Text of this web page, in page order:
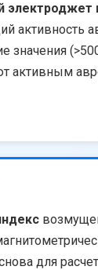
электроджет
активность
значения
активным
для